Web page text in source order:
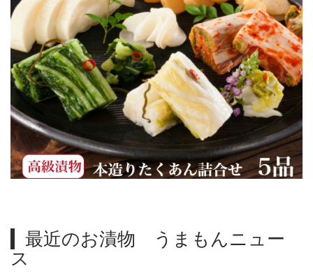
最近のお漬物 うまもんニュー
ス